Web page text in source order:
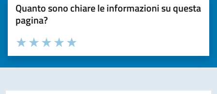
Quanto sono chiare le informazioni su questa
pagina?
Valuta la chiarezza delle informazioni (da 1 a 5 stelle)
Seleziona il numero di stelle per valutare la chiarezza delle
Valuta 5 stelle su 5
Valuta 4 stelle su 5
Valuta 3 stelle su 5
Valuta 2 stelle su 5
Valuta 1 stelle su 5